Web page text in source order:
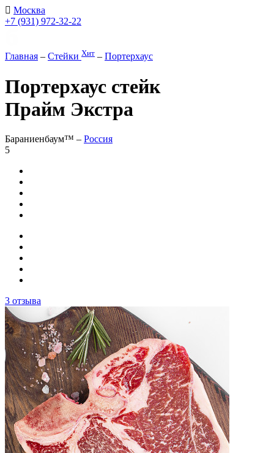
Москва
+7 (931) 972-32-22
Главная – Стейки Хит – Портерхаус
Портерхаус стейк
Прайм Экстра
Бараниенбаум™ – Россия
5
3 отзыва